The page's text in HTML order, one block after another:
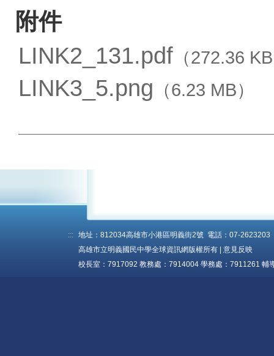
附件
LINK2_131.pdf（272.36
LINK3_5.png （6.23 MB）
::: 地址：812034高雄市小港區明義街2號 電話：07-
高雄市立明義國民中學全球資訊網版權所有 | 意見反映
校長室：7917092 教務處：7914004 學務處：7911261 輔